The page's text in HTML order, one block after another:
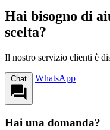
Hai bisogno di
scelta?
Il nostro servizio clienti è
Chat WhatsApp
Hai una domanda?